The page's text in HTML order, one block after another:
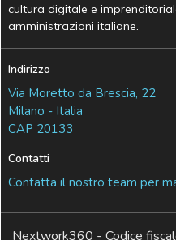
cultura digitale e
amministrazioni italiane.
Indirizzo
Via Moretto da Brescia, 22
Milano - Italia
CAP 20133
Contatti
Contatta il nostro team per
Nextwork360 - Codice